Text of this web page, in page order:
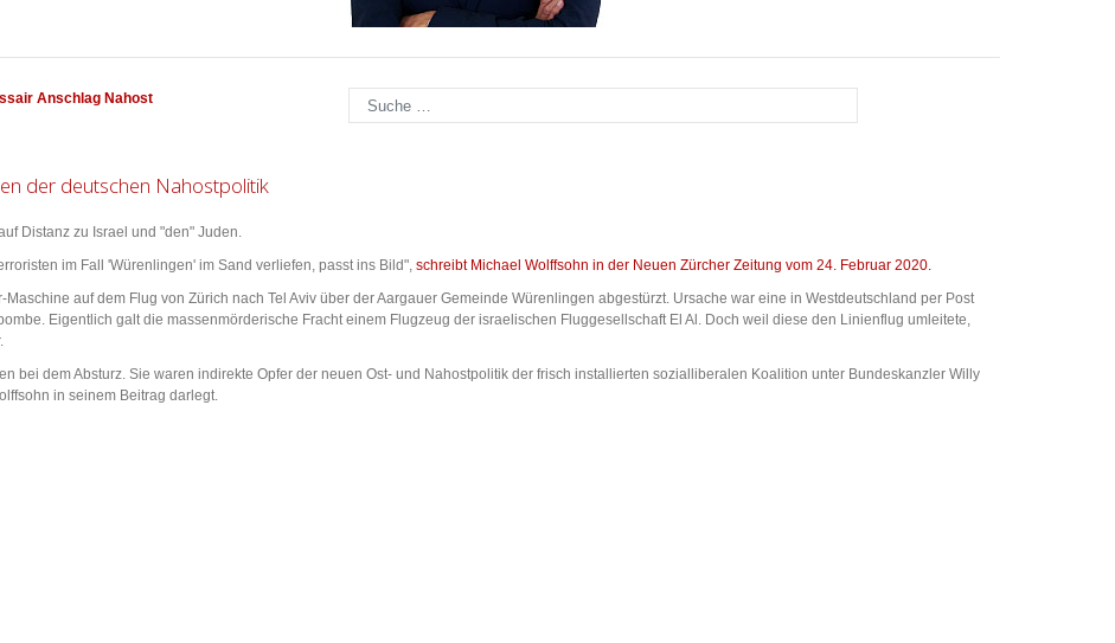
Anschlag Nahost Suchen
der deutschen Nahostpolitik
Distanz zu Israel und "den" Juden.
im Fall 'Würenlingen' im Sand verliefen, passt ins Bild", schreibt Michael Wolffsohn in der Neuen Zürcher Zeitung vom 24. Februar 2020.
auf dem Flug von Zürich nach Tel Aviv über der Aargauer Gemeinde Würenlingen abgestürzt. Ursache war eine in Westdeutschland per Post
Eigentlich galt die massenmörderische Fracht einem Flugzeug der israelischen Fluggesellschaft El Al. Doch weil diese den Linienflug umleitete,
bei dem Absturz. Sie waren indirekte Opfer der neuen Ost- und Nahostpolitik der frisch installierten sozialliberalen Koalition unter Bundeskanzler Willy
in seinem Beitrag darlegt.